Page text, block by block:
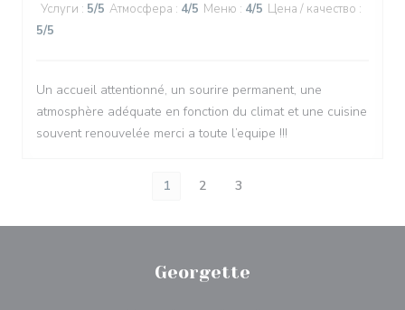
Услуги : 5/5 Атмосфера : 4/5 Меню : 4/5 Цена / качество :
5/5
Un accueil attentionné, un sourire permanent, une
atmosphère adéquate en fonction du climat et une cuisine
souvent renouvelée merci a toute l’equipe !!!
1 2 3
Georgette